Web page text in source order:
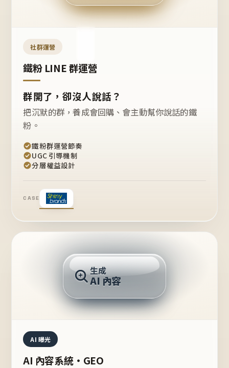
開團
嗎？
社群運營
鐵粉 LINE 群運營
群開了，卻沒人說話？
把沉默的群，養成會回購、會主動幫你說話的鐵
粉。
鐵粉群運營節奏
UGC 引導機制
分層權益設計
CASE
推薦的台灣品牌？
生成
AI 內容
AI 曝光
AI 內容系統・GEO